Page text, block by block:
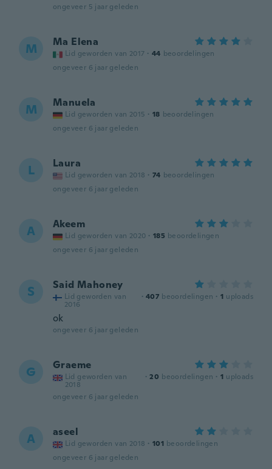
ongeveer 5 jaar geleden
M Ma Elena
Lid geworden van 2017 · 44 beoordelingen
ongeveer 6 jaar geleden
M Manuela
Lid geworden van 2015 · 18 beoordelingen
ongeveer 6 jaar geleden
L Laura
Lid geworden van 2018 · 74 beoordelingen
ongeveer 6 jaar geleden
A Akeem
Lid geworden van 2020 · 185 beoordelingen
ongeveer 6 jaar geleden
S Said Mahoney
Lid geworden van
2016
· 407 beoordelingen · 1 uploads
ok
ongeveer 6 jaar geleden
G Graeme
Lid geworden van
2018
· 20 beoordelingen · 1 uploads
ongeveer 6 jaar geleden
A aseel
Lid geworden van 2018 · 101 beoordelingen
ongeveer 6 jaar geleden